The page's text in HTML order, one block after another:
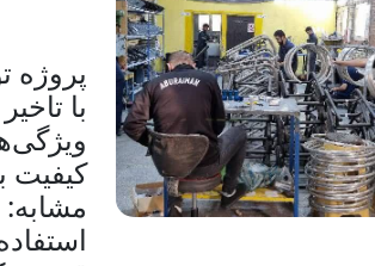
با تاخیر ۲ ماهه به پایان رسید.
کیفیت